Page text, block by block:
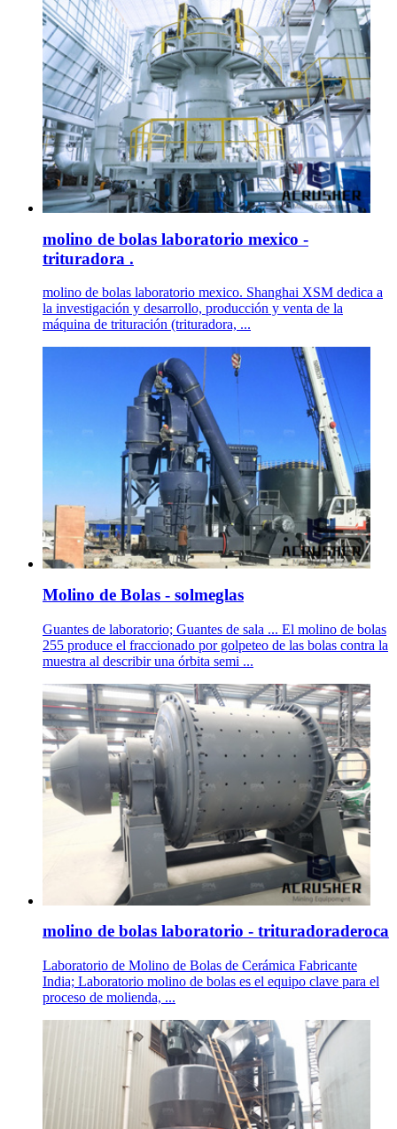
molino de bolas laboratorio mexico -
trituradora .
molino de bolas laboratorio mexico. Shanghai XSM dedica a
la investigación y desarrollo, producción y venta de la
máquina de trituración (trituradora, ...
Molino de Bolas - solmeglas
Guantes de laboratorio; Guantes de sala ... El molino de bolas
255 produce el fraccionado por golpeteo de las bolas contra la
muestra al describir una órbita semi ...
molino de bolas laboratorio - trituradoraderoca
Laboratorio de Molino de Bolas de Cerámica Fabricante
India; Laboratorio molino de bolas es el equipo clave para el
proceso de molienda, ...